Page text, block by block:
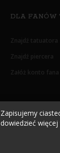
DLA FANÓW
Znajdź tatuatora
Znajdź piercera
Załóż konto fana
Zapisujemy
dowiedzieć